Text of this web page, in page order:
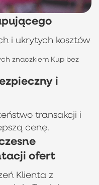
i ukrytych kosztów
znaczkiem Kup bez
i
transakcji i
cenę.
ofert
Klienta z